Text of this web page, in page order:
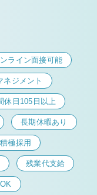
ライン面接可能
ネジメント
休日105日以上
長期休暇あり
極採用
残業代支給